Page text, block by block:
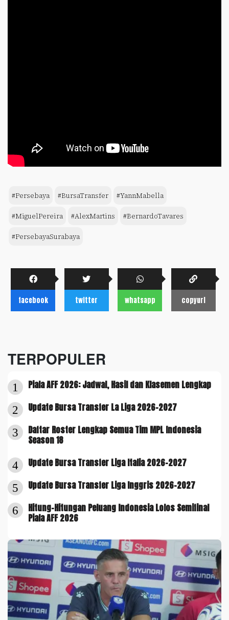
#Persebaya #BursaTransfer #YannMabella
#MiguelPereira #AlexMartins #BernardoTavares
#PersebayaSurabaya
facebook twitter whatsapp copyurl
TERPOPULER
1 Piala AFF 2026: Jadwal, Hasil dan Klasemen Lengkap
2 Update Bursa Transfer La Liga 2026-2027
3
Daftar Roster Lengkap Semua Tim MPL Indonesia
Season 18
4 Update Bursa Transfer Liga Italia 2026-2027
5 Update Bursa Transfer Liga Inggris 2026-2027
6
Hitung-Hitungan Peluang Indonesia Lolos Semifinal
Piala AFF 2026